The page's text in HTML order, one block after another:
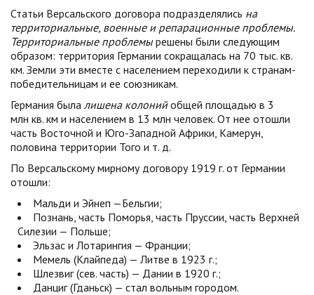
Статьи Версальского договора подразделялись на
территориальные, военные и репарационные проблемы.
Территориальные проблемырешены были следующим
образом: территория Германии сокращалась на 70 тыс. кв.
км. Земли эти вместе с населением переходили к странам-
победительницам и ее союзникам.
Германия была лишена колонийобщей площадью в 3
млн кв. км и населением в 13 млн человек. От нее отошли
часть Восточной и Юго-Западной Африки, Камерун,
половина территории Того и т. д.
По Версальскому мирному договору 1919 г. от Германии
отошли:
Мальди и Эйнеп —Бельгии;
Познань, часть Поморья, часть Пруссии, часть Верхней
Силезии — Польше;
Эльзас и Лотарингия — Франции;
Мемель (Клайпеда) — Литве в 1923 г.;
Шлезвиг (сев. часть) — Дании в 1920 г.;
Данциг (Гданьск) — стал вольным городом.